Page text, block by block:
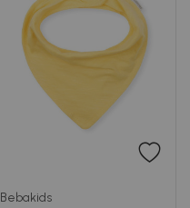
Bebakids